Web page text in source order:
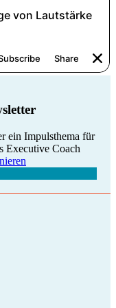
ein Impulsthema für
Executive Coach